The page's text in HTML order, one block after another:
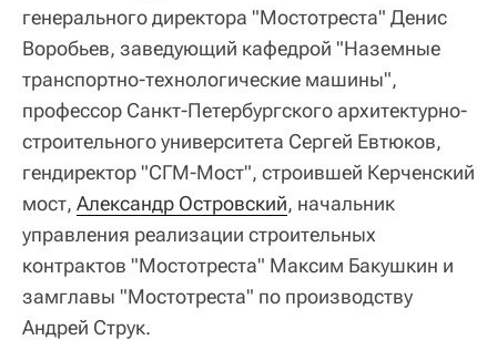
генерального директора "Мостотреста" Денис
Воробьев, заведующий кафедрой "Наземные
транспортно-технологические машины",
профессор Санкт-Петербургского архитектурно-
строительного университета Сергей Евтюков,
гендиректор "СГМ-Мост", строившей Керченский
мост, Александр Островский, начальник
управления реализации строительных
контрактов "Мостотреста" Максим Бакушкин и
замглавы "Мостотреста" по производству
Андрей Струк.